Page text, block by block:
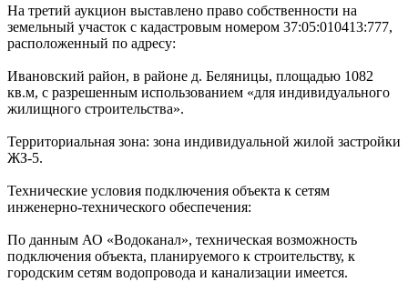
На третий аукцион выставлено право собственности на
земельный участок с кадастровым номером 37:05:010413:777,
расположенный по адресу:
Ивановский район, в районе д. Беляницы, площадью 1082
кв.м, с разрешенным использованием «для индивидуального
жилищного строительства».
Территориальная зона: зона индивидуальной жилой застройки
ЖЗ-5.
Технические условия подключения объекта к сетям
инженерно-технического обеспечения:
По данным АО «Водоканал», техническая возможность
подключения объекта, планируемого к строительству, к
городским сетям водопровода и канализации имеется.